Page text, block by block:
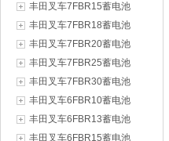
丰田叉车7FBR15蓄电池
丰田叉车7FBR18蓄电池
丰田叉车7FBR20蓄电池
丰田叉车7FBR25蓄电池
丰田叉车7FBR30蓄电池
丰田叉车6FBR10蓄电池
丰田叉车6FBR13蓄电池
丰田叉车6FBR15蓄电池